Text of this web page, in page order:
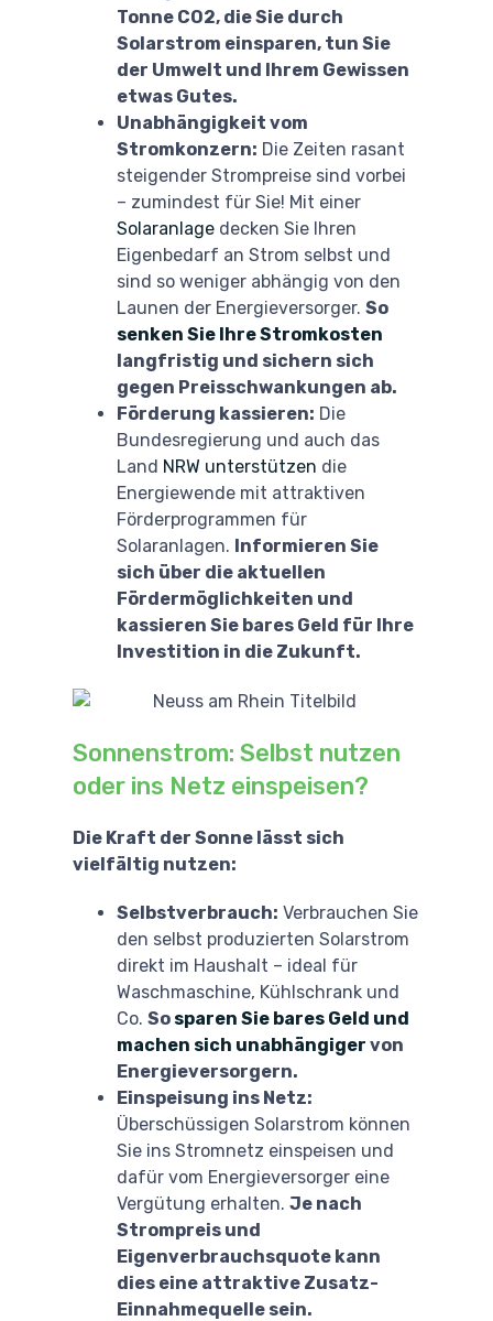
Tonne CO2, die Sie durch
Solarstrom einsparen, tun Sie
der Umwelt und Ihrem Gewissen
etwas Gutes.
Unabhängigkeit vom
Stromkonzern: Die Zeiten rasant
steigender Strompreise sind vorbei
– zumindest für Sie! Mit einer
Solaranlage decken Sie Ihren
Eigenbedarf an Strom selbst und
sind so weniger abhängig von den
Launen der Energieversorger.So
senken Sie Ihre Stromkosten
langfristig und sichern sich
gegen Preisschwankungen ab.
Förderung kassieren: Die
Bundesregierung und auch das
Land NRW unterstützen die
Energiewende mit attraktiven
Förderprogrammen für
Solaranlagen. Informieren Sie
sich über die aktuellen
Fördermöglichkeiten und
kassieren Sie bares Geld für Ihre
Investition in die Zukunft.
Sonnenstrom: Selbst nutzen
oder ins Netz einspeisen?
Die Kraft der Sonne lässt sich
vielfältig nutzen:
Selbstverbrauch: Verbrauchen Sie
den selbst produzierten Solarstrom
direkt im Haushalt – ideal für
Waschmaschine, Kühlschrank und
Co.So sparen Sie bares Geld und
machen sich unabhängiger von
Energieversorgern.
Einspeisung ins Netz:
Überschüssigen Solarstrom können
Sie ins Stromnetz einspeisen und
dafür vom Energieversorger eine
Vergütung erhalten.Je nach
Strompreis und
Eigenverbrauchsquote kann
dies eine attraktive Zusatz-
Einnahmequelle sein.